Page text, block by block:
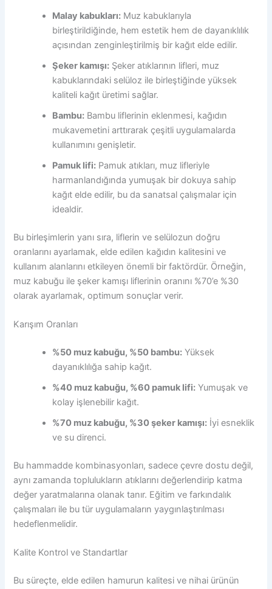
Malay kabukları: Muz kabuklarıyla
birleştirildiğinde, hem estetik hem de dayanıklılık
açısından zenginleştirilmiş bir kağıt elde edilir.
Şeker kamışı: Şeker atıklarının lifleri, muz
kabuklarındaki selüloz ile birleştiğinde yüksek
kaliteli kağıt üretimi sağlar.
Bambu: Bambu liflerinin eklenmesi, kağıdın
mukavemetini arttırarak çeşitli uygulamalarda
kullanımını genişletir.
Pamuk lifi: Pamuk atıkları, muz lifleriyle
harmanlandığında yumuşak bir dokuya sahip
kağıt elde edilir, bu da sanatsal çalışmalar için
idealdir.
Bu birleşimlerin yanı sıra, liflerin ve selülozun doğru
oranlarını ayarlamak, elde edilen kağıdın kalitesini ve
kullanım alanlarını etkileyen önemli bir faktördür. Örneğin,
muz kabuğu ile şeker kamışı liflerinin oranını %70’e %30
olarak ayarlamak, optimum sonuçlar verir.
Karışım Oranları
%50 muz kabuğu, %50 bambu: Yüksek
dayanıklılığa sahip kağıt.
%40 muz kabuğu, %60 pamuk lifi: Yumuşak ve
kolay işlenebilir kağıt.
%70 muz kabuğu, %30 şeker kamışı: İyi esneklik
ve su direnci.
Bu hammadde kombinasyonları, sadece çevre dostu değil,
aynı zamanda toplulukların atıklarını değerlendirip katma
değer yaratmalarına olanak tanır. Eğitim ve farkındalık
çalışmaları ile bu tür uygulamaların yaygınlaştırılması
hedeflenmelidir.
Kalite Kontrol ve Standartlar
Bu süreçte, elde edilen hamurun kalitesi ve nihai ürünün